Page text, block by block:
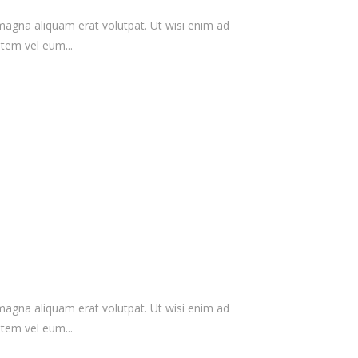
aliquam erat volutpat. Ut wisi enim ad
vel eum...
aliquam erat volutpat. Ut wisi enim ad
vel eum...